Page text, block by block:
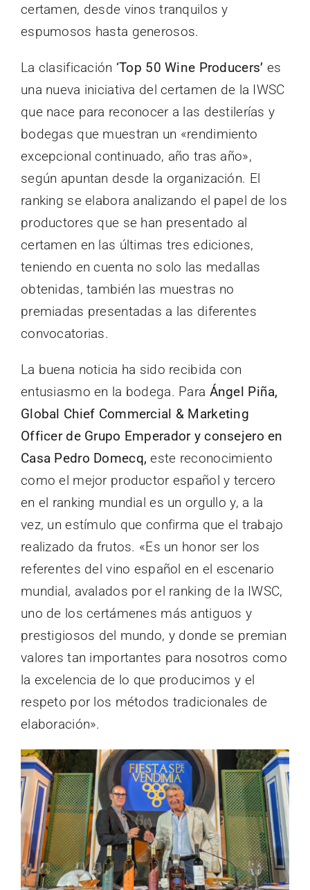
certamen, desde vinos tranquilos y
espumosos hasta generosos.
La clasificación ‘Top 50 Wine Producers’ es
una nueva iniciativa del certamen de la IWSC
que nace para reconocer a las destilerías y
bodegas que muestran un «rendimiento
excepcional continuado, año tras año»,
según apuntan desde la organización. El
ranking se elabora analizando el papel de los
productores que se han presentado al
certamen en las últimas tres ediciones,
teniendo en cuenta no solo las medallas
obtenidas, también las muestras no
premiadas presentadas a las diferentes
convocatorias.
La buena noticia ha sido recibida con
entusiasmo en la bodega. Para Ángel Piña,
Global Chief Commercial & Marketing
Officer de Grupo Emperador y consejero en
Casa Pedro Domecq, este reconocimiento
como el mejor productor español y tercero
en el ranking mundial es un orgullo y, a la
vez, un estímulo que confirma que el trabajo
realizado da frutos. «Es un honor ser los
referentes del vino español en el escenario
mundial, avalados por el ranking de la IWSC,
uno de los certámenes más antiguos y
prestigiosos del mundo, y donde se premian
valores tan importantes para nosotros como
la excelencia de lo que producimos y el
respeto por los métodos tradicionales de
elaboración».